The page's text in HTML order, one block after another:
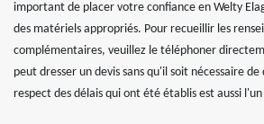
important de placer votre confiance en Welty
des matériels appropriés. Pour recueillir les
complémentaires, veuillez le téléphoner
peut dresser un devis sans qu'il soit nécessaire
respect des délais qui ont été établis est aussi